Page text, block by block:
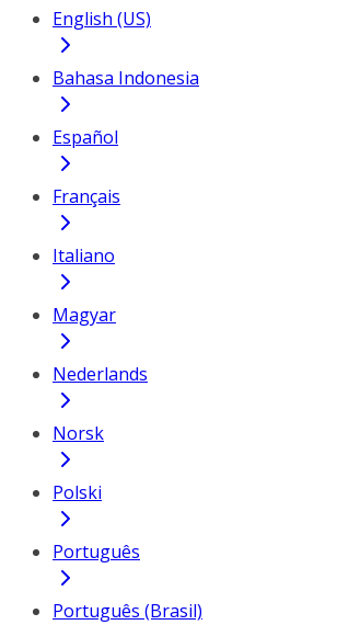
English (US)
Bahasa Indonesia
Español
Français
Italiano
Magyar
Nederlands
Norsk
Polski
Português
Português (Brasil)